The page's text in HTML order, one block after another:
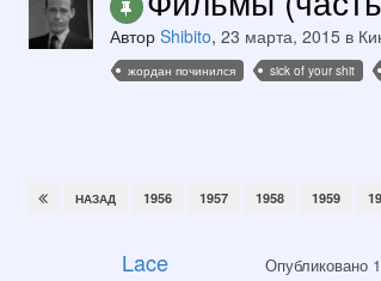
Автор Shibito, 23 марта, 2015 в
жордан починился sick of your shit
НАЗАД 1956 1957 1958 1959
Lace Опубликовано